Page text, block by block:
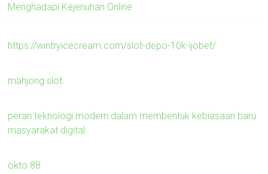
Menghadapi Kejenuhan Online
https://wintryicecream.com/slot-depo-10k-ijobet/
mahjong slot
peran teknologi modern dalam membentuk kebiasaan baru
masyarakat digital
okto 88